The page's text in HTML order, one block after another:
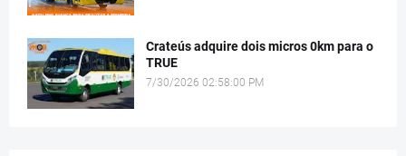
Crateús adquire dois micros 0km para o
TRUE
7/30/2026 02:58:00 PM